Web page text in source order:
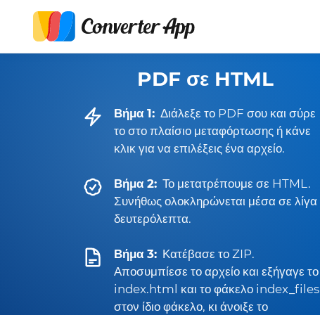
PDF σε HTML
Βήμα 1: Διάλεξε το PDF σου και σύρε
το στο πλαίσιο μεταφόρτωσης ή κάνε
κλικ για να επιλέξεις ένα αρχείο.
Βήμα 2: Το μετατρέπουμε σε HTML.
Συνήθως ολοκληρώνεται μέσα σε λίγα
δευτερόλεπτα.
Βήμα 3: Κατέβασε το ZIP.
Αποσυμπίεσε το αρχείο και εξήγαγε το
index.html και το φάκελο index_files
στον ίδιο φάκελο, κι άνοιξε το